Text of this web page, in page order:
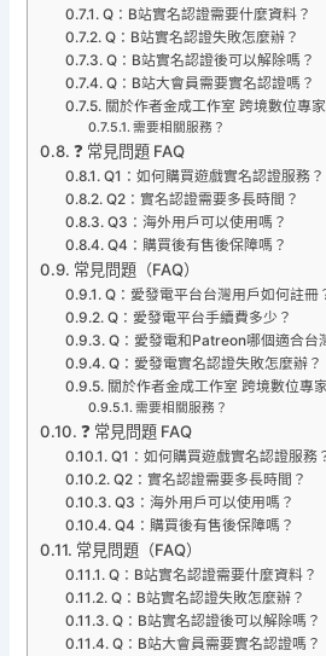
Q：B站實名認證需要什麼資料？
Q：B站實名認證失敗怎麼辦？
Q：B站實名認證後可以解除嗎？
Q：B站大會員需要實名認證嗎？
關於作者金成工作室 跨境數位專
需要相關服務？
❓ 常見問題 FAQ
Q1：如何購買遊戲實名認證服務？
Q2：實名認證需要多長時間？
Q3：海外用戶可以使用嗎？
Q4：購買後有售後保障嗎？
常見問題（FAQ）
Q：愛發電平台台灣用戶如何註冊
Q：愛發電平台手續費多少？
Q：愛發電和Patreon哪個適合台
Q：愛發電實名認證失敗怎麼辦？
關於作者金成工作室 跨境數位專
需要相關服務？
❓ 常見問題 FAQ
Q1：如何購買遊戲實名認證服務
Q2：實名認證需要多長時間？
Q3：海外用戶可以使用嗎？
Q4：購買後有售後保障嗎？
常見問題（FAQ）
Q：B站實名認證需要什麼資料？
Q：B站實名認證失敗怎麼辦？
Q：B站實名認證後可以解除嗎？
Q：B站大會員需要實名認證嗎？